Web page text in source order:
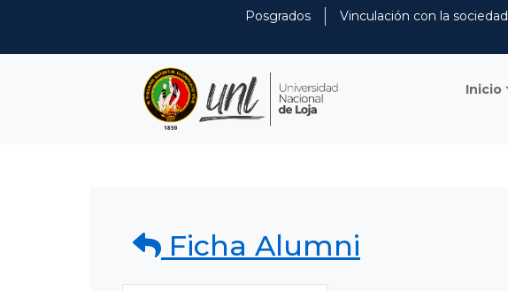
Posgrados Vinculación con la sociedad
Inicio
Ficha Alumni